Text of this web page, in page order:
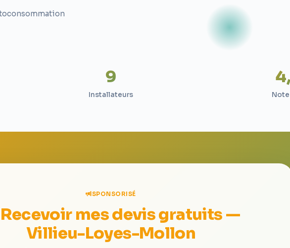
9
Installateurs
SPONSORISÉ
mes devis gratuits —
Villieu-Loyes-Mollon